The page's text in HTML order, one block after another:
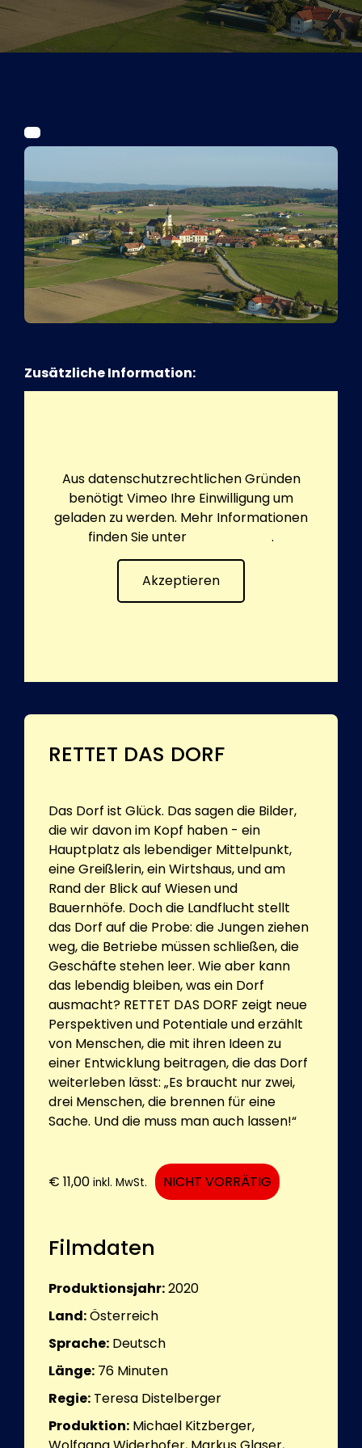
Tickets
Kurier Romy 2026
Zusätzliche Information:
Aus datenschutzrechtlichen Gründen
benötigt Vimeo Ihre Einwilligung um
geladen zu werden. Mehr Informationen
finden Sie unter
.
Akzeptieren
RETTET DAS DORF
Das Dorf ist Glück. Das sagen die Bilder,
die wir davon im Kopf haben - ein
Hauptplatz als lebendiger Mittelpunkt,
eine Greißlerin, ein Wirtshaus, und am
Rand der Blick auf Wiesen und
Bauernhöfe. Doch die Landflucht stellt
das Dorf auf die Probe: die Jungen ziehen
weg, die Betriebe müssen schließen, die
Geschäfte stehen leer. Wie aber kann
das lebendig bleiben, was ein Dorf
ausmacht? RETTET DAS DORF zeigt neue
Perspektiven und Potentiale und erzählt
von Menschen, die mit ihren Ideen zu
einer Entwicklung beitragen, die das Dorf
weiterleben lässt: „Es braucht nur zwei,
drei Menschen, die brennen für eine
Sache. Und die muss man auch lassen!“
€ 11,00 inkl. MwSt. NICHT VORRÄTIG
Filmdaten
Produktionsjahr:2020
Land:Österreich
Sprache: Deutsch
Länge: 76 Minuten
Regie: Teresa Distelberger
Produktion: Michael Kitzberger,